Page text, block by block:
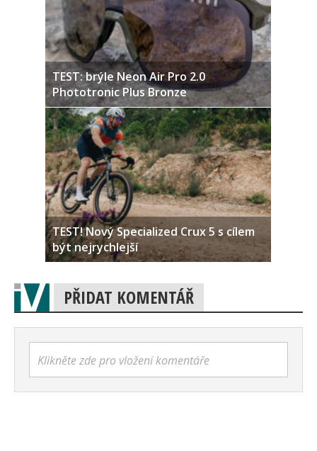
TEST: brýle Neon Air Pro 2.0
Phototronic Plus Bronze
TEST! Nový Specialized Crux 5 s cílem
být nejrychlejší
PŘIDAT KOMENTÁŘ
Klikněte zde pro vložení komentáře